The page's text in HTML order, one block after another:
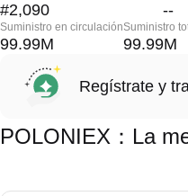
#2,090 --
Suministro en circulación
99.99M
Suministro
99.99M
Regístrate y
POLONIEX：La